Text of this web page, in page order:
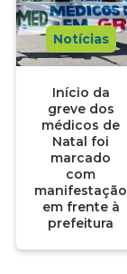
Notícias
Início da
greve dos
médicos de
Natal foi
marcado
com
manifestação
em frente à
prefeitura